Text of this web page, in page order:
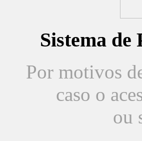
Sistema de
Por motivos
caso o
ou